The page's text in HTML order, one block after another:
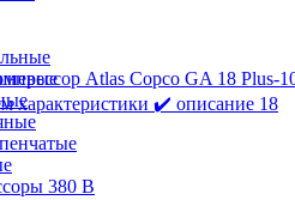
380 В